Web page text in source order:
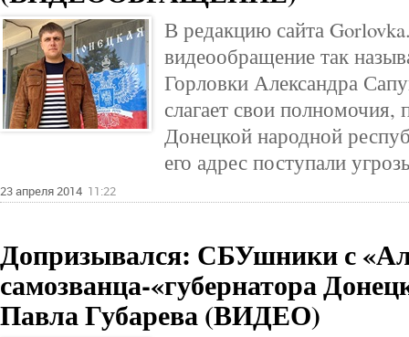
В редакцию сайта
видеообращение так
Горловки Александра
слагает свои полномочия,
Донецкой народной
его адрес поступали
23 апреля 2014 11:22
Допризывался: СБУшники с
самозванца-«губернатора
Павла Губарева (ВИДЕО)